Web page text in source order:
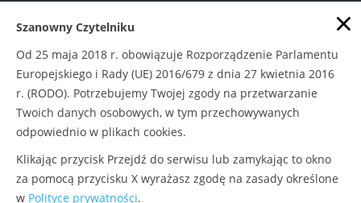
Facebook
Polityka prywatności|Zasady udostępniania© Copyright
×
Szanowny Czytelniku
Od 25 maja 2018 r. obowiązuje Rozporządzenie Parlamentu
Europejskiego i Rady (UE) 2016/679 z dnia 27 kwietnia 2016
r. (RODO). Potrzebujemy Twojej zgody na przetwarzanie
Twoich danych osobowych, w tym przechowywanych
odpowiednio w plikach cookies.
Klikając przycisk Przejdź do serwisu lub zamykając to okno
za pomocą przycisku X wyrażasz zgodę na zasady określone
w Polityce prywatności.